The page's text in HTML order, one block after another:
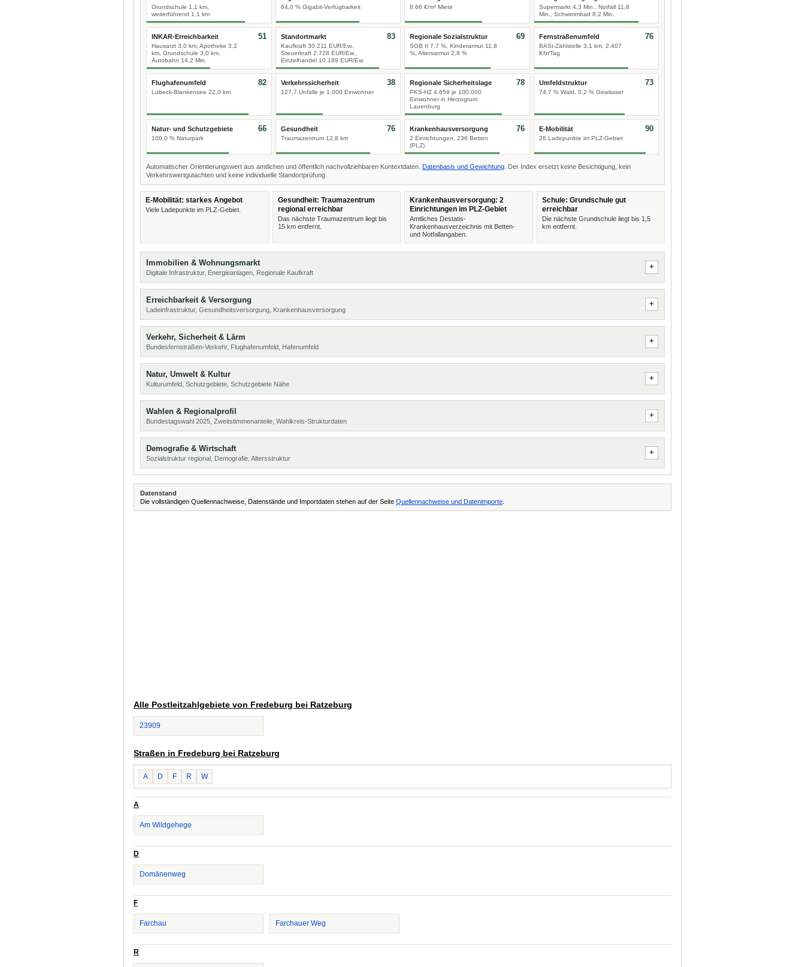
Grundschule 1,1 km,
weiterführend 1,1 km
64,0 % Gigabit-Verfügbarkeit 8,66 €/m² Miete
Supermarkt 4,3 Min., Notfall 11,8
Min., Schwimmbad 8,2 Min.
INKAR-Erreichbarkeit
Hausarzt 3,0 km, Apotheke 3,2
km, Grundschule 3,0 km,
Autobahn 14,2 Min.
51 Standortmarkt
Kaufkraft 30.211 EUR/Ew.,
Steuerkraft 2.728 EUR/Ew.,
Einzelhandel 10.189 EUR/Ew.
83 Regionale Sozialstruktur
SGB II 7,7 %, Kinderarmut 11,8
%, Altersarmut 2,8 %
69 Fernstraßenumfeld
BASt-Zählstelle 3,1 km, 2.407
Kfz/Tag
76
Flughafenumfeld
Lübeck-Blankensee 22,0 km
82 Verkehrssicherheit
127,7 Unfälle je 1.000 Einwohner
38 Regionale Sicherheitslage
PKS-HZ 4.659 je 100.000
Einwohner in Herzogtum
Lauenburg
78 Umfeldstruktur
74,7 % Wald, 0,2 % Gewässer
73
Natur- und Schutzgebiete
100,0 % Naturpark
66 Gesundheit
Traumazentrum 12,8 km
76 Krankenhausversorgung
2 Einrichtungen, 236 Betten
(PLZ)
76 E-Mobilität
26 Ladepunkte im PLZ-Gebiet
90
Automatischer Orientierungswert aus amtlichen und öffentlich nachvollziehbaren Kontextdaten. Datenbasis und Gewichtung . Der Index ersetzt keine Besichtigung, kein
Verkehrswertgutachten und keine individuelle Standortprüfung.
E-Mobilität: starkes Angebot
Viele Ladepunkte im PLZ-Gebiet.
Gesundheit: Traumazentrum
regional erreichbar
Das nächste Traumazentrum liegt bis
15 km entfernt.
Krankenhausversorgung: 2
Einrichtungen im PLZ-Gebiet
Amtliches Destatis-
Krankenhausverzeichnis mit Betten-
und Notfallangaben.
Schule: Grundschule gut
erreichbar
Die nächste Grundschule liegt bis 1,5
km entfernt.
Immobilien & Wohnungsmarkt
Digitale Infrastruktur, Energieanlagen, Regionale Kaufkraft
Erreichbarkeit & Versorgung
Ladeinfrastruktur, Gesundheitsversorgung, Krankenhausversorgung
Verkehr, Sicherheit & Lärm
Bundesfernstraßen-Verkehr, Flughafenumfeld, Hafenumfeld
Natur, Umwelt & Kultur
Kulturumfeld, Schutzgebiete, Schutzgebiete Nähe
Wahlen & Regionalprofil
Bundestagswahl 2025, Zweitstimmenanteile, Wahlkreis-Strukturdaten
Demografie & Wirtschaft
Sozialstruktur regional, Demografie, Altersstruktur
Datenstand
Die vollständigen Quellennachweise, Datenstände und Importdaten stehen auf der Seite Quellennachweise und Datenimporte
Alle Postleitzahlgebiete von Fredeburg bei Ratzeburg
23909
Straßen in Fredeburg bei Ratzeburg
A D F R W
A
Am Wildgehege
D
Domänenweg
F
Farchau Farchauer Weg
R